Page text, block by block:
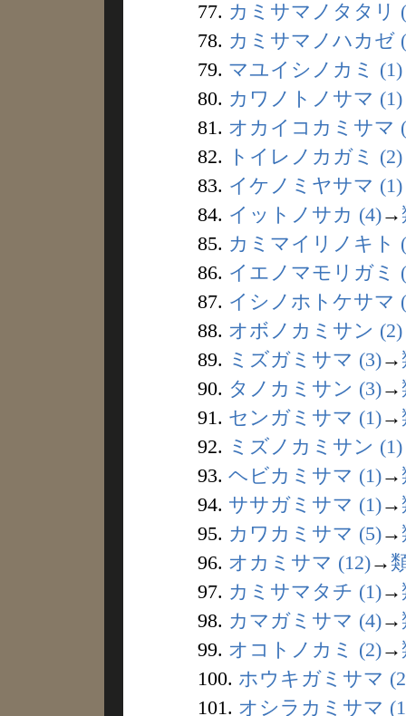
77. カミサマノタタリ
78. カミサマノハカゼ
79. マユイシノカミ (1)
80. カワノトノサマ (1)
81. オカイコカミサマ
82.
トイレノカガミ (2)
83. イケノミヤサマ (1)
84. イットノサカ (4)→
85. カミマイリノキト
86. イエノマモリガミ
87. イシノホトケサマ
88. オボノカミサン (2)
89. ミズガミサマ (3)→
90. タノカミサン (3)→
91. センガミサマ (1)→
92. ミズノカミサン (1)
93. ヘビカミサマ (1)→
94. ササガミサマ (1)→
95. カワカミサマ (5)→
96. オカミサマ (12)→
97. カミサマタチ (1)→
98. カマガミサマ (4)→
99. オコトノカミ (2)→
100. ホウキガミサマ
101. オシラカミサマ